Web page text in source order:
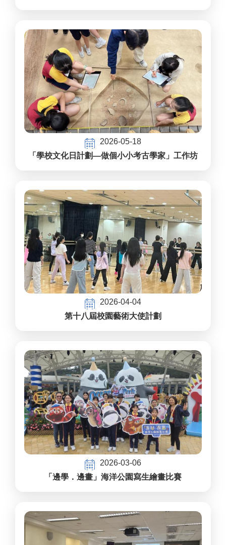
2026-05-18
「學校文化日計劃—做個小小考古學家」工作坊
2026-04-04
第十八屆校園藝術大使計劃
2026-03-06
「邊學．邊畫」海洋公園寫生繪畫比賽